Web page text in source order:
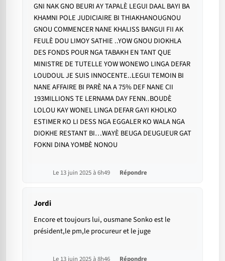
GNI NAK GNO BEURI AY TAPALÈ LEGUI DAAL BAYI BA
KHAMNI POLE JUDICIAIRE BI THIAKHANOUGNOU
GNOU COMMENCER NANE KHALISS BANGUI FII AK
FEULÈ DOU LIMOY SATHIE ..YOW GNOU DIOKHLA
DES FONDS POUR NGA TABAKH EN TANT QUE
MINISTRE DE TUTELLE YOW WONEWO LINGA DEFAR
LOUDOUL JE SUIS INNOCENTE..LEGUI TEMOIN BI
NANE AFFAIRE BI PARÈ NA A 75% DEF NANE CII
193MILLIONS TE LERNAMA DAY FENN..BOUDÈ
LOLOU KAY WONEL LINGA DEFAR GAYI KHOLKO
ESTIMER KO LI DESS NGA EGGALER KO WALA NGA
DIOKHE RESTANT BI…WAYÈ BEUGA DEUGUEUR GAT
FOKNI DINA YOMBÈ NONOU
Le 13 juin 2025 à 6h49 Répondre
Jordi
Encore et toujours lui, ousmane Sonko est le
président,le pm,le procureur et le juge
Le 13 juin 2025 à 8h46 Répondre